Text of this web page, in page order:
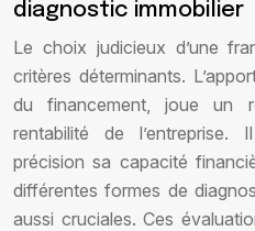
diagnostic immobilier
Le choix judicieux d’une
critères déterminants.
du financement, joue un
rentabilité de l’entreprise.
précision sa capacité
différentes formes de
aussi cruciales. Ces